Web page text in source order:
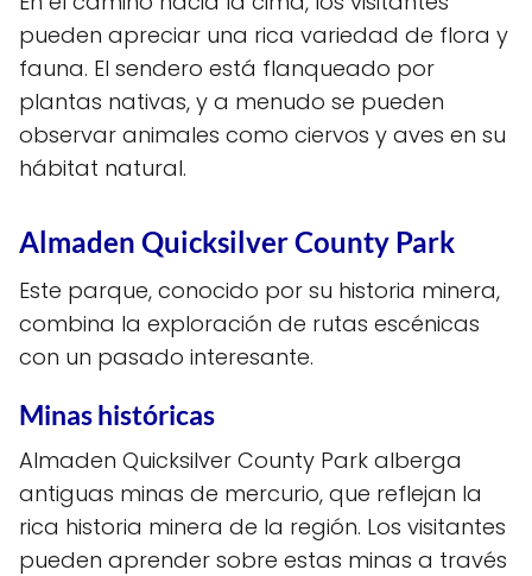
pueden apreciar una rica variedad de flora y
fauna. El sendero está flanqueado por
plantas nativas, y a menudo se pueden
observar animales como ciervos y aves en su
hábitat natural.
Almaden Quicksilver County Park
Este parque, conocido por su historia minera,
combina la exploración de rutas escénicas
con un pasado interesante.
Minas históricas
Almaden Quicksilver County Park alberga
antiguas minas de mercurio, que reflejan la
rica historia minera de la región. Los visitantes
pueden aprender sobre estas minas a través